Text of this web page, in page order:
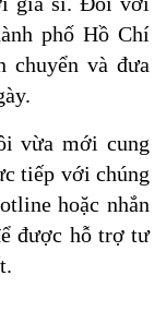
phố Hồ Chí
chuyển và đưa
vừa mới cung
tiếp với chúng
hoặc nhắn
được hỗ trợ tư